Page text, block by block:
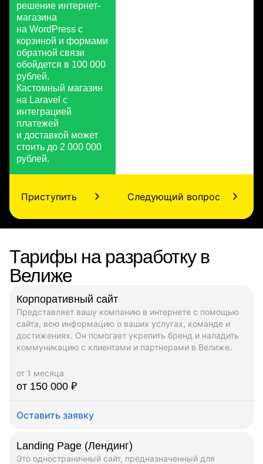
решение интернет-
магазина
на WordPress с
корзиной и формами
обратной связи
обойдется в 100 000
рублей.
Кастомный магазин
на Laravel с
интеграцией
платежей
и доставкой может
стоить до 2 000 000
рублей.
Приступить Следующий вопрос
Тарифы на разработку в
Велиже
Корпоративный сайт
Представляет вашу компанию в интернете с помощью
сайта, всю информацию о ваших услугах, команде и
достижениях. Он помогает укрепить бренд и наладить
коммуникацию с клиентами и партнерами в Велиже.
от 1 месяца
от 150 000 ₽
Оставить заявку
Landing Page (Лендинг)
Это одностраничный сайт, предназначенный для